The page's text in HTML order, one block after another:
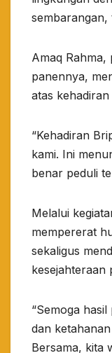
sembarangan,
Amaq Rahma,
panennya,
atas
“Kehadiran
kami. Ini
benar peduli
Melalui
mempererat
sekaligus
kesejahteraan
“Semoga
dan
Bersama, kita